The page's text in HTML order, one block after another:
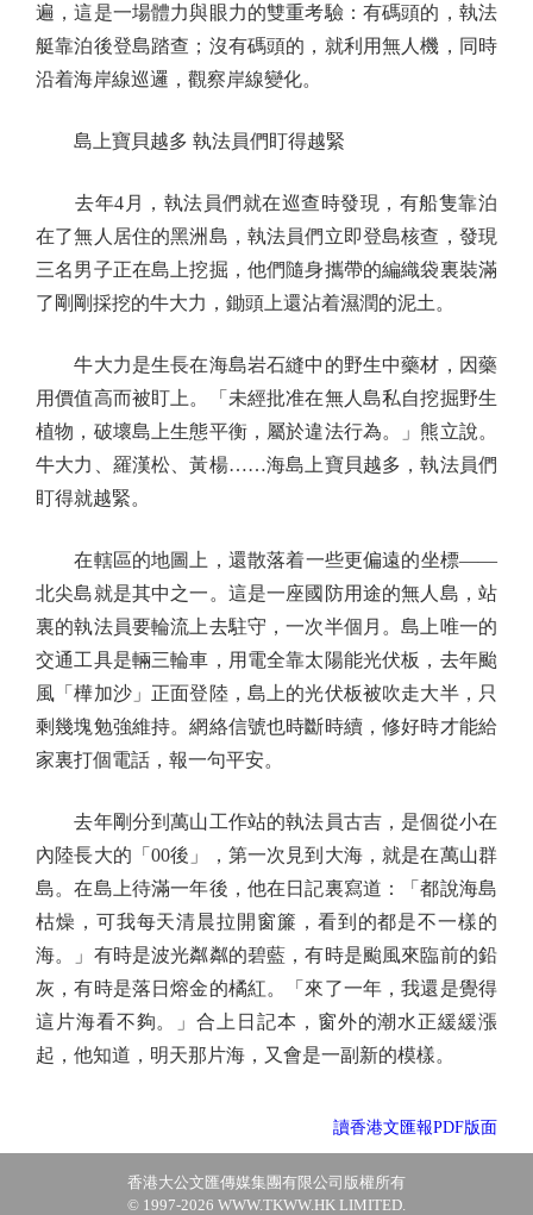
遍，這是一場體力與眼力的雙重考驗：有碼頭的，執法
艇靠泊後登島踏查；沒有碼頭的，就利用無人機，同時
沿着海岸線巡邏，觀察岸線變化。
島上寶貝越多 執法員們盯得越緊
去年4月，執法員們就在巡查時發現，有船隻靠泊
在了無人居住的黑洲島，執法員們立即登島核查，發現
三名男子正在島上挖掘，他們隨身攜帶的編織袋裏裝滿
了剛剛採挖的牛大力，鋤頭上還沾着濕潤的泥土。
牛大力是生長在海島岩石縫中的野生中藥材，因藥
用價值高而被盯上。「未經批准在無人島私自挖掘野生
植物，破壞島上生態平衡，屬於違法行為。」熊立說。
牛大力、羅漢松、黃楊……海島上寶貝越多，執法員們
盯得就越緊。
在轄區的地圖上，還散落着一些更偏遠的坐標——
北尖島就是其中之一。這是一座國防用途的無人島，站
裏的執法員要輪流上去駐守，一次半個月。島上唯一的
交通工具是輛三輪車，用電全靠太陽能光伏板，去年颱
風「樺加沙」正面登陸，島上的光伏板被吹走大半，只
剩幾塊勉強維持。網絡信號也時斷時續，修好時才能給
家裏打個電話，報一句平安。
去年剛分到萬山工作站的執法員古吉，是個從小在
內陸長大的「00後」，第一次見到大海，就是在萬山群
島。在島上待滿一年後，他在日記裏寫道：「都說海島
枯燥，可我每天清晨拉開窗簾，看到的都是不一樣的
海。」有時是波光粼粼的碧藍，有時是颱風來臨前的鉛
灰，有時是落日熔金的橘紅。「來了一年，我還是覺得
這片海看不夠。」合上日記本，窗外的潮水正緩緩漲
起，他知道，明天那片海，又會是一副新的模樣。
讀香港文匯報PDF版面
香港大公文匯傳媒集團有限公司版權所有
© 1997-2026 WWW.TKWW.HK LIMITED.